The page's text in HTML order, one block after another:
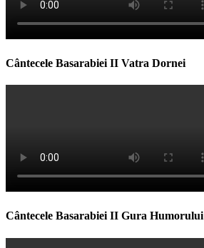
Cântecele Basarabiei II Vatra Dornei
Cântecele Basarabiei II Gura Humorului